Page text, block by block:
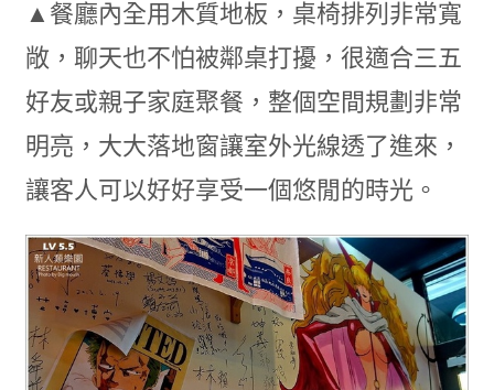
▲餐廳內全用木質地板，桌椅排列非常寬
敞，聊天也不怕被鄰桌打擾，很適合三五
好友或親子家庭聚餐，整個空間規劃非常
明亮，大大落地窗讓室外光線透了進來，
讓客人可以好好享受一個悠閒的時光。